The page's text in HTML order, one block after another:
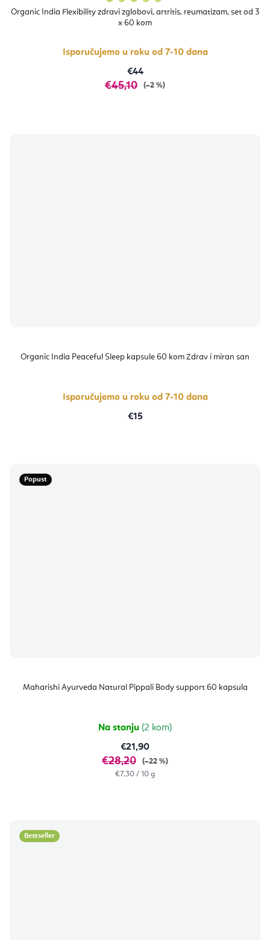
Organic India Flexibility zdravi zglobovi, artritis, reumatizam, set od 3
x 60 kom
proizvoda
je
zvjezdica.
Isporučujemo u roku od 7-10 dana
€44
€45,10 (–2 %)
Organic India Peaceful Sleep kapsule 60 kom Zdrav i miran san
Isporučujemo u roku od 7-10 dana
€15
Popust
Maharishi Ayurveda Natural Pippali Body support 60 kapsula
Na stanju (2 kom)
€21,90
€28,20
(–22 %)
Izračunaj
€7,30 / 10 g
Bestseller